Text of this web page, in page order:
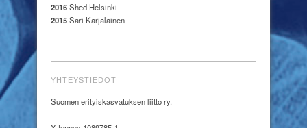
2016Shed Helsinki
2015Sari Karjalainen
YHTEYSTIEDOT
Suomen erityiskasvatuksen liitto ry.